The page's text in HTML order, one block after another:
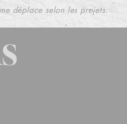
déplace selon les projets.